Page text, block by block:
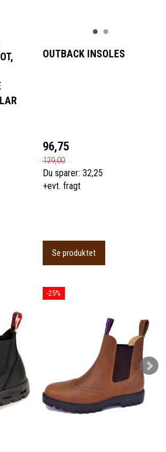
OUTBACK INSOLES
96,75
129,00
Du sparer: 32,25
+evt. fragt
Se produktet
-25%